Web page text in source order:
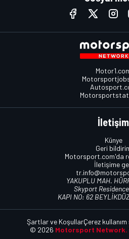
İletişim
Künye
Geri
Motorsport.com'da
İletişime
YAKUPLU MAH.
Skyport Residence
KAPI NO: 62
© 2026 Motorsport Network.
Şartlar ve KoşullarÇerez